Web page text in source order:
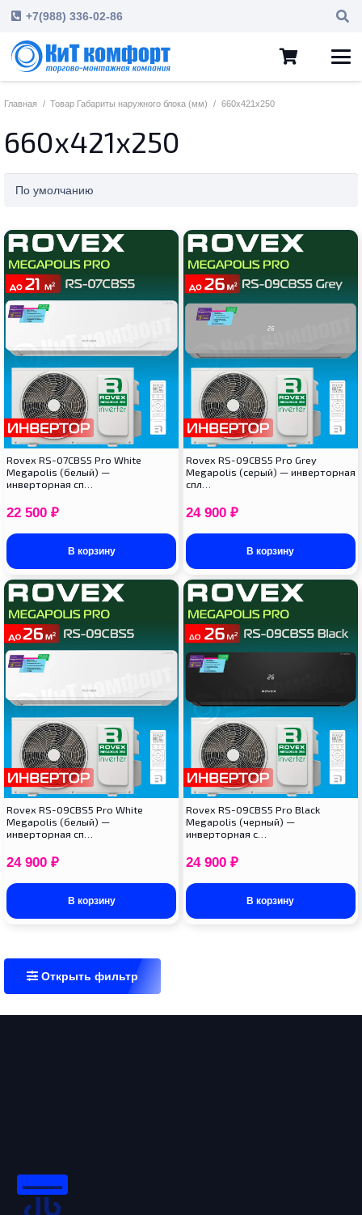
+7(988) 336-02-86
Главная / Товар Габариты наружного блока (мм) / 660х421х250
660х421х250
Rovex RS-07CBS5 Pro White
Megapolis (белый) —
инверторная сп…
22 500 ₽
В корзину
Rovex RS-09CBS5 Pro Grey
Megapolis (серый) — инверторная
спл…
24 900 ₽
В корзину
Rovex RS-09CBS5 Pro White
Megapolis (белый) —
инверторная сп…
24 900 ₽
В корзину
Rovex RS-09CBS5 Pro Black
Megapolis (черный) —
инверторная с…
24 900 ₽
В корзину
Открыть фильтр